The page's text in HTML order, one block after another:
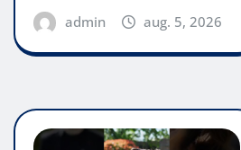
admin aug. 5, 2026